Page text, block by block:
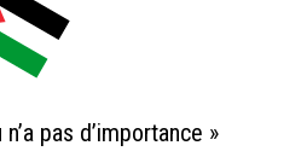
pas d’importance »